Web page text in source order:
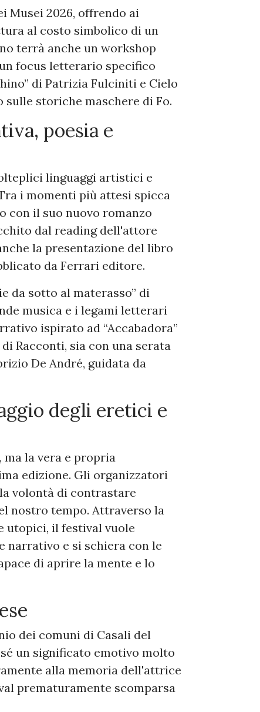
Musei 2026, offrendo ai
al costo simbolico di un
terrà anche un workshop
focus letterario specifico
di Patrizia Fulciniti e Cielo
storiche maschere di Fo.
poesia e
linguaggi artistici e
i momenti più attesi spicca
con il suo nuovo romanzo
dal reading dell'attore
la presentazione del libro
da Ferrari editore.
da sotto al materasso” di
musica e i legami letterari
ispirato ad “Accabadora”
Racconti, sia con una serata
De André, guidata da
degli eretici e
ma la vera e propria
edizione. Gli organizzatori
volontà di contrastare
nostro tempo. Attraverso la
utopici, il festival vuole
narrativo e si schiera con le
di aprire la mente e lo
dei comuni di Casali del
un significato emotivo molto
alla memoria dell'attrice
prematuramente scomparsa